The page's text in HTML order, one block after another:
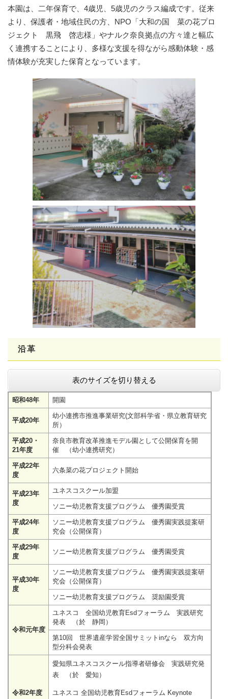
本園は、二年保育で、4歳児、5歳児のクラス編成です。従来
より、保護者・地域住民の方、NPO「大和の国 菜の花プロ
ジェクト 黒飛 啓志様」やナルク奈良拠点の方々達と幅広
く連携することにより、多様な支援を得ながら感動体験・感
情体験が充実した保育となっています。
沿革
表のサイズを切り替える
昭和48年 開園
平成20年
幼小連携市推進事業研究(文部科学省・県立教育研究
所）
平成20・
21年度
奈良市教育改革推進モデル園として公開保育を開
催 （幼小連携研究）
平成22年
度
六条菜の花プロジェクト開始
平成23年
度
ユネスコスクール加盟
ソニー幼児教育支援プログラム 優秀園受賞
平成24年
度
ソニー幼児教育支援プログラム 優秀園実践提案研
究会（公開保育）
平成29年
度
ソニー幼児教育支援プログラム 優秀園受賞
平成30年
度
ソニー幼児教育支援プログラム 優秀園実践提案研
究会（公開保育）
ソニー幼児教育支援プログラム 奨励園受賞
令和元年度
ユネスコ 全国幼児教育Esdフォーラム 実践研究
発表 （於 静岡）
第10回 世界遺産学習全国サミットinなら 双方向
型分科会発表
令和2年度
愛知県ユネスコスクール指導者研修会 実践研究発
表 （於 愛知）
ユネスコ 全国幼児教育Esdフォーラム Keynote